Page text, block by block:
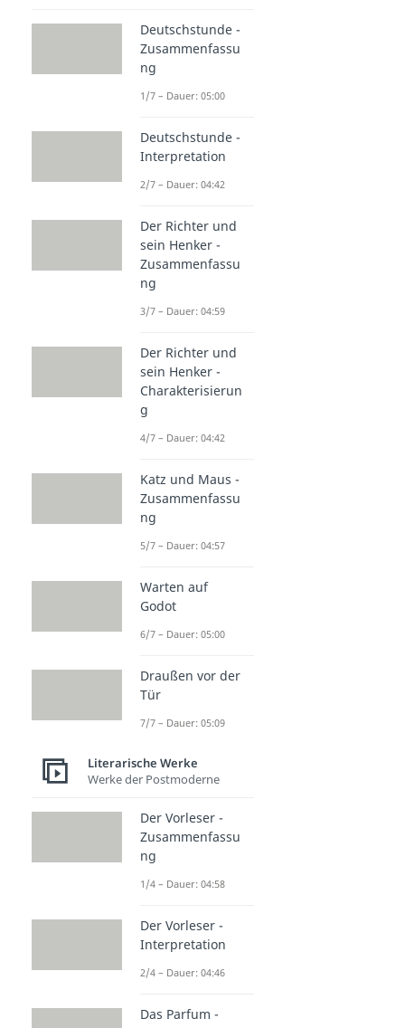
Deutschstunde -
Zusammenfassu
ng
1/7 – Dauer: 05:00
Deutschstunde -
Interpretation
2/7 – Dauer: 04:42
Der Richter und
sein Henker -
Zusammenfassu
ng
3/7 – Dauer: 04:59
Der Richter und
sein Henker -
Charakterisierun
g
4/7 – Dauer: 04:42
Katz und Maus -
Zusammenfassu
ng
5/7 – Dauer: 04:57
Warten auf
Godot
6/7 – Dauer: 05:00
Draußen vor der
Tür
7/7 – Dauer: 05:09
Literarische Werke
Werke der Postmoderne
Der Vorleser -
Zusammenfassu
ng
1/4 – Dauer: 04:58
Der Vorleser -
Interpretation
2/4 – Dauer: 04:46
Das Parfum -